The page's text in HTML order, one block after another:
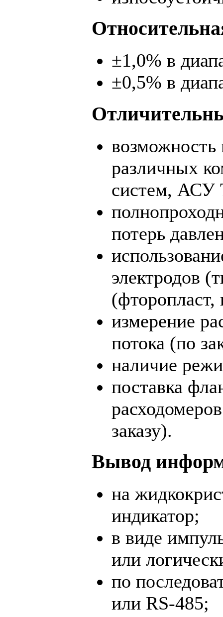
±1,0% в
±0,5% в
возможность
различных
систем, АСУ
потерь
электродов
(фторопласт,
измерение
потока (по
наличие
поставка
заказу).
Вывод
на
индикатор;
в виде
или
по
или RS-485;